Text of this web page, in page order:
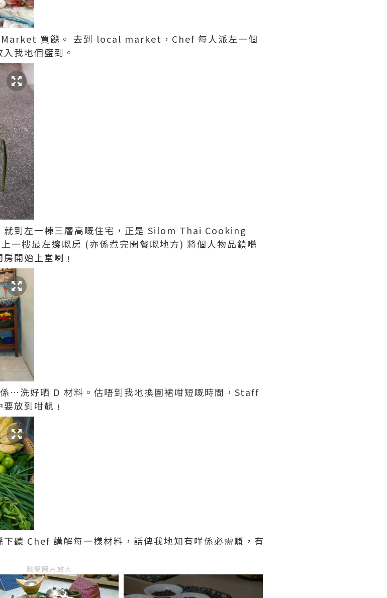
買餸。 去到 local market，Chef 每人派左一個
我地個籃到。
就到左一棟三層高嘅住宅，正是 Silom Thai Cooking
一樓最左邊嘅房 (亦係煮完開餐嘅地方) 將個人物品鎖喺
開始上堂喇﹗
…洗好晒 D 材料。估唔到我地換圍裙咁短嘅時間，Staff
放到咁靚﹗
聽 Chef 講解每一樣材料，話俾我地知有咩係必需嘅，有
點擊圖片放大